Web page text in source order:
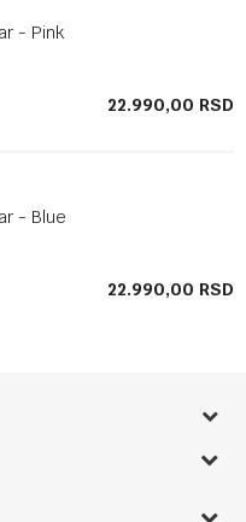
- Pink
22.990,00 RSD
- Blue
22.990,00 RSD